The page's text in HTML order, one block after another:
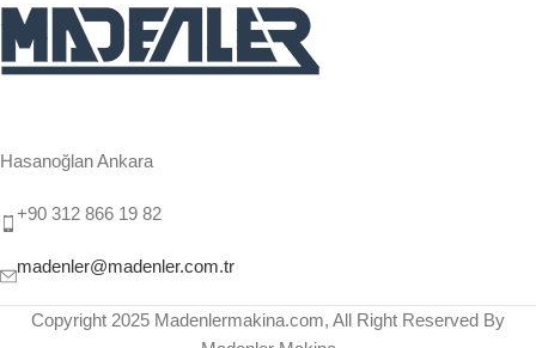
Hasanoğlan Ankara
+90 312 866 19 82
madenler@madenler.com.tr
Copyright 2025 Madenlermakina.com, All Right Reserved By